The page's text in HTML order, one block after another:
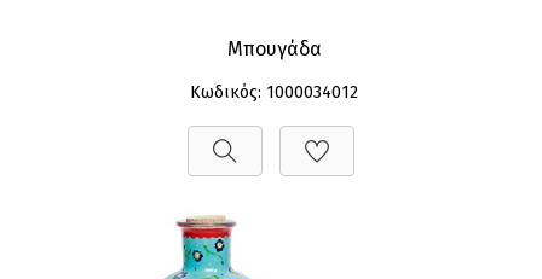
Μπουγάδα
Κωδικός: 1000034012